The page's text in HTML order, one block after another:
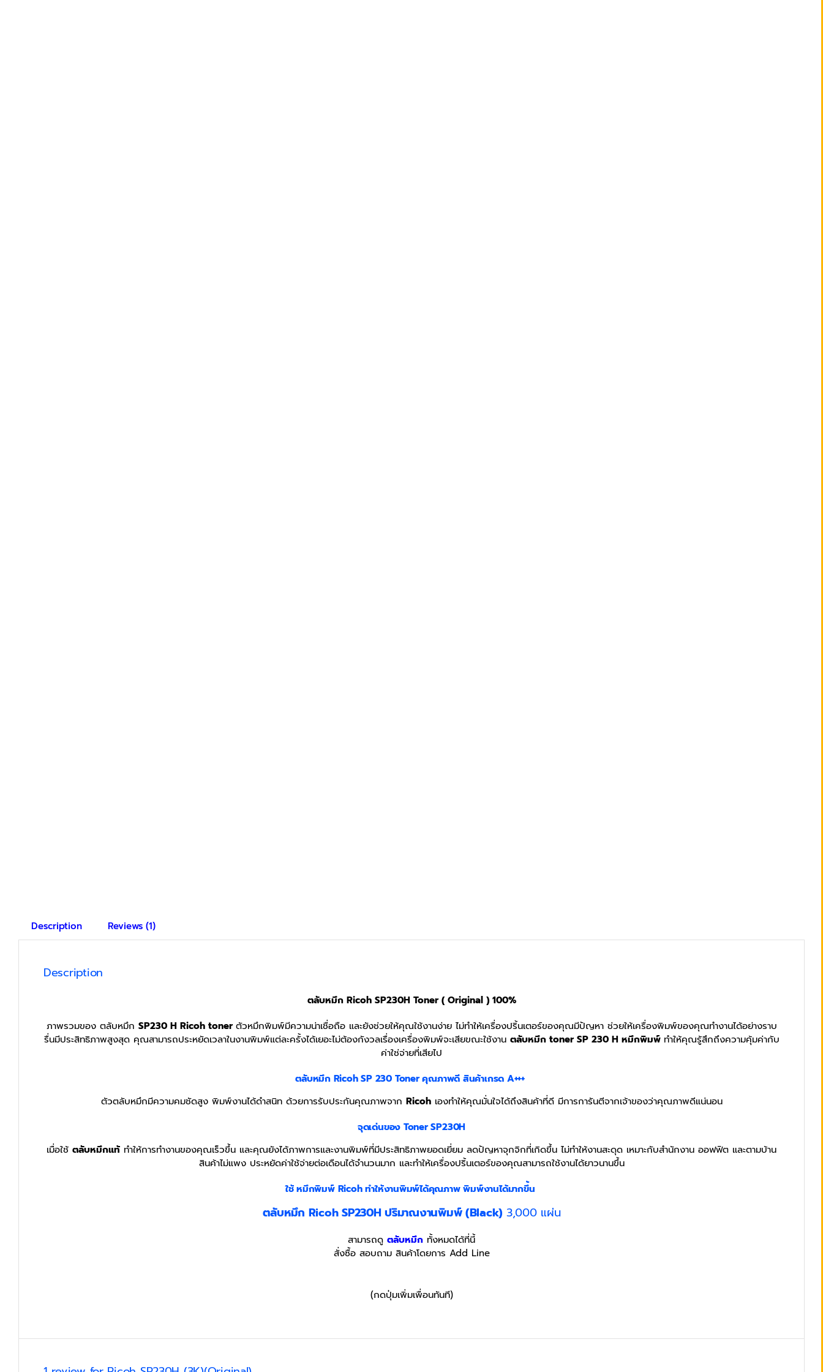
Description Reviews (1)
Description
ตลับหมึก Ricoh SP230HToner ( Original )100%
ภาพรวมของ ตลับหมึก SP230 H Ricoh tonerตัวหมึกพิมพ์มีความน่าเชื่อถือ และยังช่วยให้คุณใช้งานง่าย ไม่ทำให้เครื่องปริ้นเตอร์ของคุณมีปัญหา ช่วยให้เครื่องพิมพ์ของคุณทำงานได้อย่างราบ
รื่นมีประสิทธิภาพสูงสุด คุณสามารถประหยัดเวลาในงานพิมพ์แต่ละครั้งได้เยอะไม่ต้องกังวลเรื่องเครื่องพิมพ์จะเสียขณะใช้งาน ตลับหมึก toner SP 230 H หมึกพิมพ์ ทำให้คุณรู้สึกถึงความคุ้มค่ากับ
ค่าใช่จ่ายที่เสียไป
ตลับหมึก Ricoh SP 230 Tonerคุณภาพดี สินค้าเกรด A+++
ตัวตลับหมึกมีความคมชัดสูง พิมพ์งานได้ดำสนิท ด้วยการรับประกันคุณภาพจาก Ricohเองทำให้คุณมั่นใจได้ถึงสินค้าที่ดี มีการการันตีจากเจ้าของว่าคุณภาพดีแน่นอน
จุดเด่นของ Toner SP230H
เมื่อใช้ ตลับหมึกแท้ ทำให้การทำงานของคุณเร็วขึ้น และคุณยังได้ภาพการและงานพิมพ์ที่มีประสิทธิภาพยอดเยี่ยม ลดปัญหาจุกจิกที่เกิดขึ้น ไม่ทำให้งานสะดุด เหมาะกับสำนักงาน ออฟฟิต และตามบ้าน
สินค้าไม่แพง ประหยัดค่าใช้จ่ายต่อเดือนได้จำนวนมาก และทำให้เครื่องปริ้นเตอร์ของคุณสามารถใช้งานได้ยาวนานขึ้น
ใช้ หมึกพิมพ์ Ricoh ทำให้งานพิมพ์ได้คุณภาพ พิมพ์งานได้มากขึ้น
ตลับหมึก Ricoh SP230H ปริมาณงานพิมพ์ (Black) 3,000 แผ่น
สามารถดู ตลับหมึก ทั้งหมดได้ที่นี้
สั่งซื้อ สอบถาม สินค้าโดยการ Add Line
(กดปุ่มเพิ่มเพื่อนทันที)